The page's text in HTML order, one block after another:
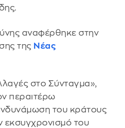
αναφέρθηκε στην
της Νέας
στο Σύνταγμα»,
περαιτέρω
του κράτους
εκσυγχρονισμό του